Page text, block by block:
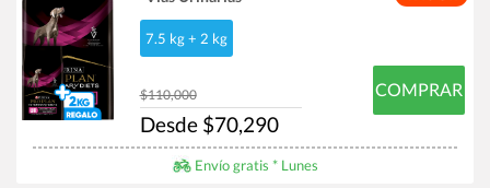
7.5 kg + 2 kg
$110,000
Desde $70,290
COMPRAR
Envío gratis * Lunes